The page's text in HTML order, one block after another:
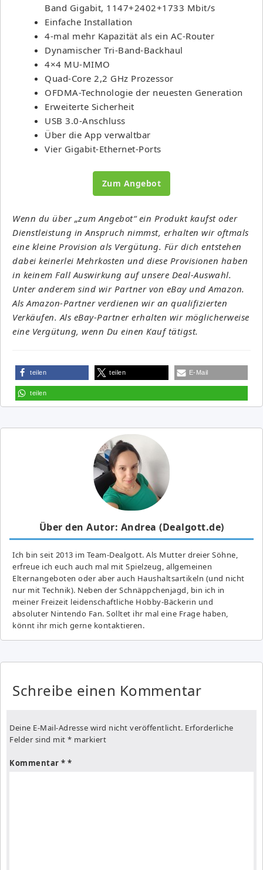
Band Gigabit, 1147+2402+1733 Mbit/s
Einfache Installation
4-mal mehr Kapazität als ein AC-Router
Dynamischer Tri-Band-Backhaul
4×4 MU-MIMO
Quad-Core 2,2 GHz Prozessor
OFDMA-Technologie der neuesten Generation
Erweiterte Sicherheit
USB 3.0-Anschluss
Über die App verwaltbar
Vier Gigabit-Ethernet-Ports
Zum Angebot
Wenn du über „zum Angebot“ ein Produkt kaufst oder
Dienstleistung in Anspruch nimmst, erhalten wir oftmals
eine kleine Provision als Vergütung. Für dich entstehen
dabei keinerlei Mehrkosten und diese Provisionen haben
in keinem Fall Auswirkung auf unsere Deal-Auswahl.
Unter anderem sind wir Partner von eBay und Amazon.
Als Amazon-Partner verdienen wir an qualifizierten
Verkäufen. Als eBay-Partner erhalten wir möglicherweise
eine Vergütung, wenn Du einen Kauf tätigst.
teilen teilen E-Mail
teilen
Über den Autor: Andrea (Dealgott.de)
Ich bin seit 2013 im Team-Dealgott. Als Mutter dreier Söhne,
erfreue ich euch auch mal mit Spielzeug, allgemeinen
Elternangeboten oder aber auch Haushaltsartikeln (und nicht
nur mit Technik). Neben der Schnäppchenjagd, bin ich in
meiner Freizeit leidenschaftliche Hobby-Bäckerin und
absoluter Nintendo Fan. Solltet ihr mal eine Frage haben,
könnt ihr mich gerne kontaktieren.
Schreibe einen Kommentar
Deine E-Mail-Adresse wird nicht veröffentlicht. Erforderliche
Felder sind mit * markiert
Kommentar *